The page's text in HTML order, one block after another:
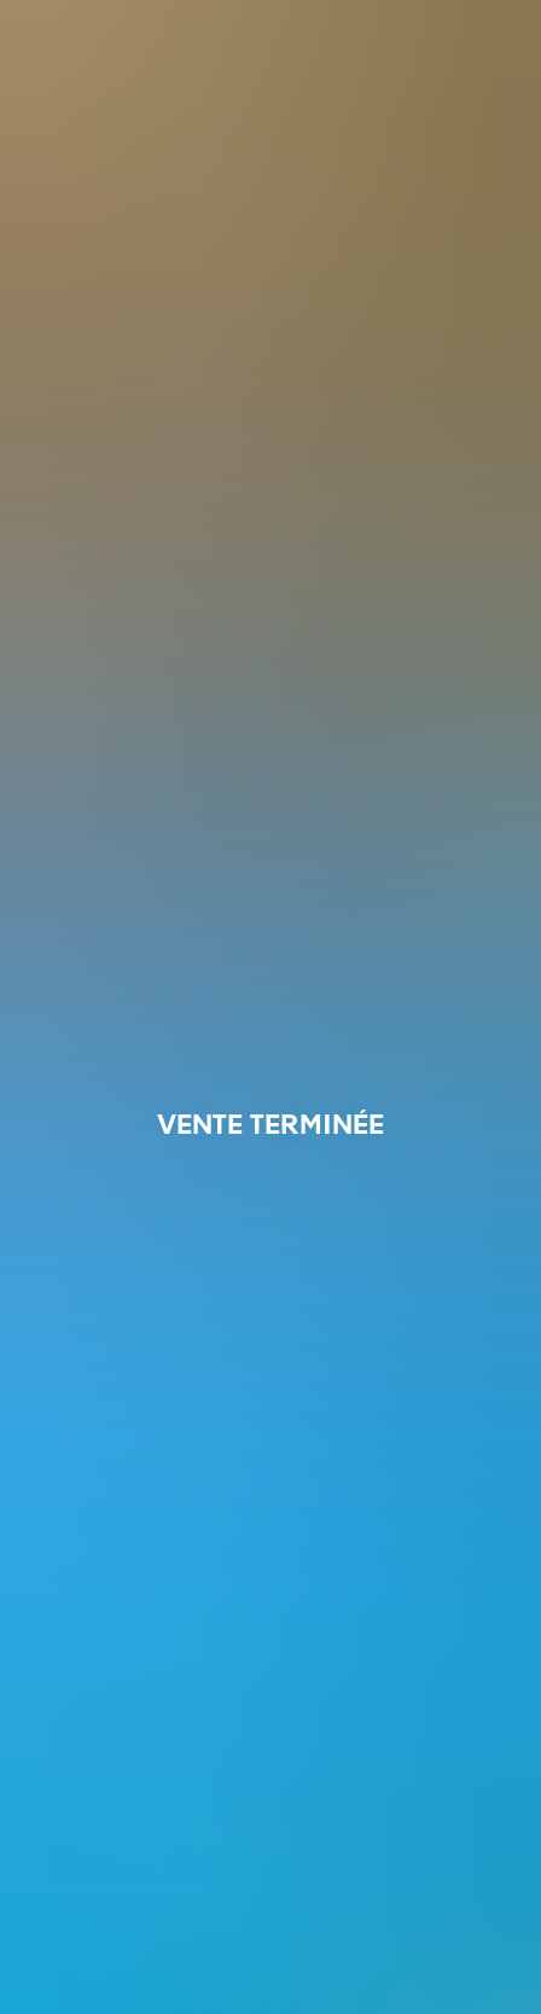
VENTE TERMINÉE